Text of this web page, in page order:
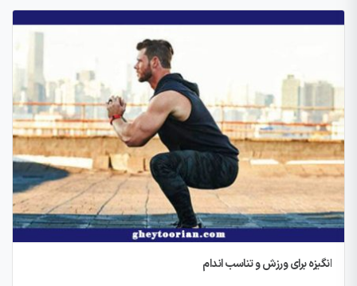
انگیزه برای ورزش و تناسب اندام